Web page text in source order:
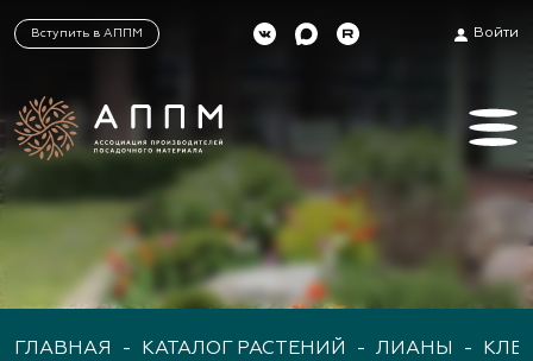
Вступить в АППМ Войти
ГЛАВНАЯ - КАТАЛОГ РАСТЕНИЙ - ЛИАНЫ -